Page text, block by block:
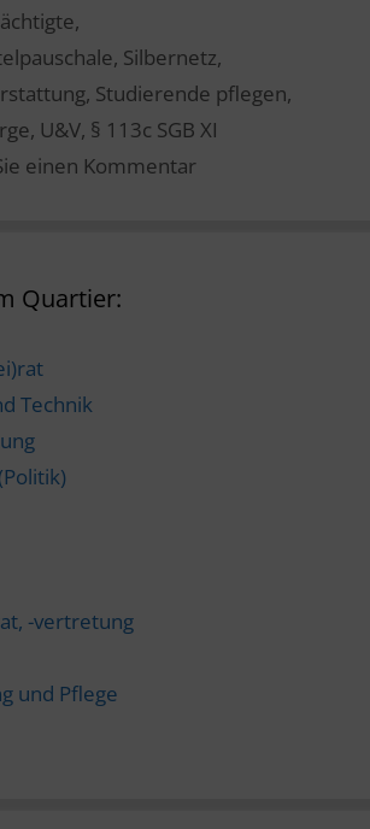
,
, Silbernetz,
, Studierende pflegen,
, U&V, § 113c SGB XI
einen Kommentar
Quartier:
Technik
-vertretung
und Pflege